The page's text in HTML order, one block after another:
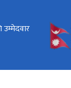
उम्मेदवार
लागि नाम
लागि नाम
विवरण
१००